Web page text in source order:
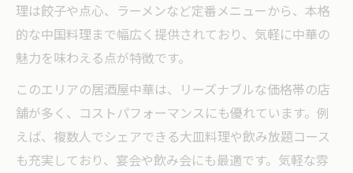
理は餃子や点心、ラーメンなど定番メニューから、本格
的な中国料理まで幅広く提供されており、気軽に中華の
魅力を味わえる点が特徴です。
このエリアの居酒屋中華は、リーズナブルな価格帯の店
舗が多く、コストパフォーマンスにも優れています。例
えば、複数人でシェアできる大皿料理や飲み放題コース
も充実しており、宴会や飲み会にも最適です。気軽な雰